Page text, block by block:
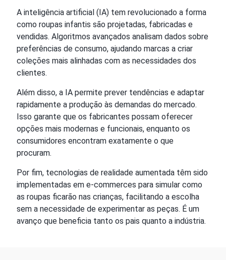
A inteligência artificial (IA) tem revolucionado a forma
como roupas infantis são projetadas, fabricadas e
vendidas. Algoritmos avançados analisam dados sobre
preferências de consumo, ajudando marcas a criar
coleções mais alinhadas com as necessidades dos
clientes.
Além disso, a IA permite prever tendências e adaptar
rapidamente a produção às demandas do mercado.
Isso garante que os fabricantes possam oferecer
opções mais modernas e funcionais, enquanto os
consumidores encontram exatamente o que
procuram.
Por fim, tecnologias de realidade aumentada têm sido
implementadas em e-commerces para simular como
as roupas ficarão nas crianças, facilitando a escolha
sem a necessidade de experimentar as peças. É um
avanço que beneficia tanto os pais quanto a indústria.